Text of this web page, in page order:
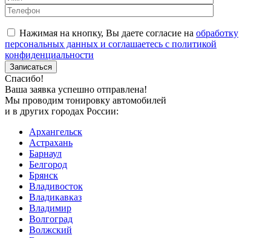
Нажимая на кнопку, Вы даете согласие на обработку
персональных данных и соглашаетесь с политикой
конфиденциальности
Спасибо!
Ваша заявка успешно отправлена!
Мы проводим тонировку автомобилей
и в других городах России:
Архангельск
Астрахань
Барнаул
Белгород
Брянск
Владивосток
Владикавказ
Владимир
Волгоград
Волжский